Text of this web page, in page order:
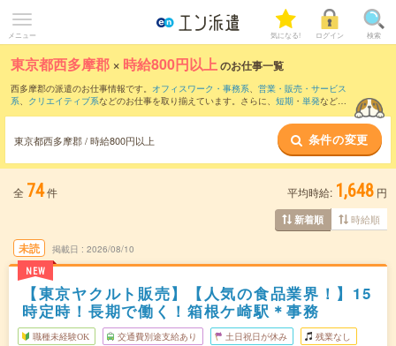
メニュー 気になる! ログイン 検索
東京都西多摩郡 × 時給800円以上のお仕事一覧
西多摩郡の派遣のお仕事情報です。 オフィスワーク・事務系、 営業・販売・サービス
系、 クリエイティブ系などのお仕事を取り揃えています。さらに、 短期 ・ 単発などの
時給1250円以上・ 1800円以上の求人はこちら
当サイトでは法令を遵守し、最低賃金以上の求人のみを掲載しています。
東京都西多摩郡 / 時給800円以上 条件の変更
全 74件 平均時給: 1,648 円
新着順 時給順
未読
NEW
掲載日 2026/08/10
【東京ヤクルト販売】【人気の食品業界！】15
時定時！長期で働く！箱根ケ崎駅＊事務
職種未経験OK 交通費別途支給あり 土日祝日が休み 残業なし